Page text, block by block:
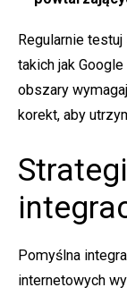
Regularnie
takich jak
obszary
korekt, aby
Pomyślna
internetowych